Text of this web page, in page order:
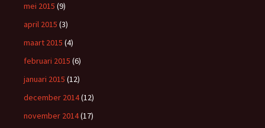
mei 2015 (9)
april 2015 (3)
maart 2015 (4)
februari 2015 (6)
januari 2015 (12)
december 2014(12)
november 2014(17)